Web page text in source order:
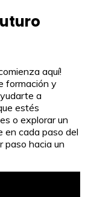
aquí!
formación y
a
estés
o explorar un
en cada paso del
paso hacia un